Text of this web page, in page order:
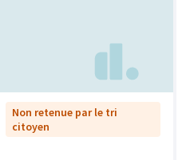
Non retenue par le tri
citoyen